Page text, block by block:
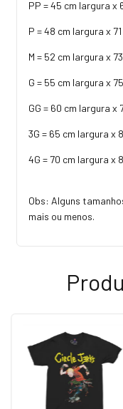
PP = 45 cm largura x
P = 48 cm largura x
M = 52 cm largura x
G = 55 cm largura x
GG = 60 cm largura x
3G = 65 cm largura x
4G = 70 cm largura x
Obs: Alguns
mais ou menos.